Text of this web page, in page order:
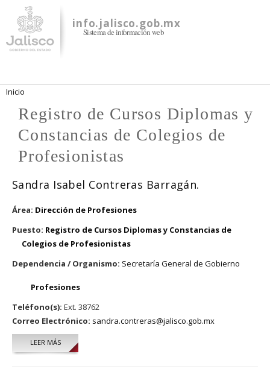
contenido
principal
info.jalisco.gob.mx
Sistema de información web
Se encuentra usted aquí
Inicio
Registro de Cursos Diplomas y
Constancias de Colegios de
Profesionistas
Sandra Isabel Contreras Barragán.
Área: Dirección de Profesiones
Puesto: Registro de Cursos Diplomas y Constancias de
Colegios de Profesionistas
Dependencia / Organismo: Secretaría General de Gobierno
Profesiones
Teléfono(s): Ext. 38762
Correo Electrónico: sandra.contreras@jalisco.gob.mx
LEER MÁSSOBRE SANDRA ISABEL CONTRERAS BARRAGÁN.